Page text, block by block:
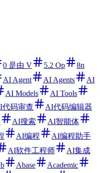
0 是由 V 5.2 Op
8n
AI Agent AI Agents
AI
AI Models
AI Tools
代码审查
AI代码编辑器
AI搜索
AI智能体
AI编程
AI编程助手
AI软件工程师
AI集成
Abase
Academic